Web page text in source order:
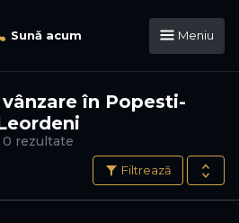
Sună acum Meniu
0 rezultate
în Popesti-
Filtrează